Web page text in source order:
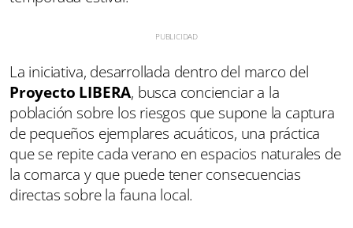
La iniciativa, desarrollada dentro del marco del
Proyecto LIBERA, busca concienciar a la
población sobre los riesgos que supone la captura
de pequeños ejemplares acuáticos, una práctica
que se repite cada verano en espacios naturales de
la comarca y que puede tener consecuencias
directas sobre la fauna local.